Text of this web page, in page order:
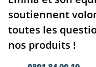
soutiennent
toutes les
nos produits !